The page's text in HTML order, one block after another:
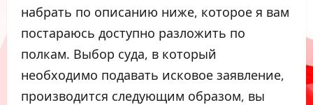
набрать по описанию ниже, которое я вам
постараюсь доступно разложить по
полкам. Выбор суда, в который
необходимо подавать исковое заявление,
производится следующим образом, вы